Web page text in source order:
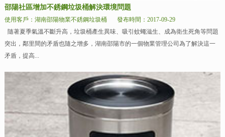
邵陽社區增加不銹鋼垃圾桶解決環境問題
使用客戶：湖南邵陽物業不銹鋼垃圾桶
發布時間：2017-09-29
隨著夏季氣溫不斷升高，垃圾桶產生異味、吸引蚊蠅滋生、成為衛生死角等問題
突出，鄰里間的矛盾也隨之增多，湖南邵陽市的一個物業管理公司為了解決這一
矛盾，提高...